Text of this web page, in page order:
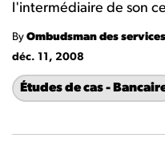
l'intermédiaire de son
By Ombudsman des
déc. 11, 2008
Études de cas -